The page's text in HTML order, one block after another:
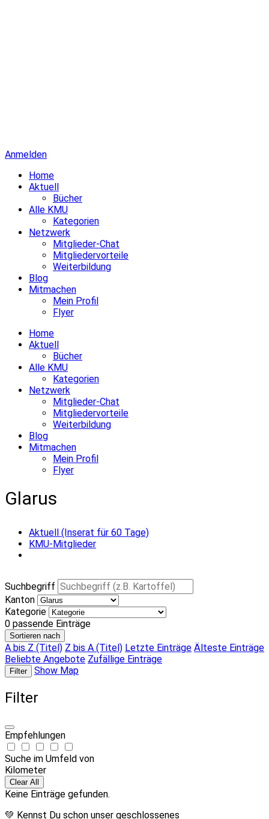
Anmelden
Home
Aktuell
Bücher
Alle KMU
Kategorien
Netzwerk
Mitglieder-Chat
Mitgliedervorteile
Weiterbildung
Blog
Mitmachen
Mein Profil
Flyer
Home
Aktuell
Bücher
Alle KMU
Kategorien
Netzwerk
Mitglieder-Chat
Mitgliedervorteile
Weiterbildung
Blog
Mitmachen
Mein Profil
Flyer
Glarus
Aktuell (Inserat für 60 Tage)
KMU-Mitglieder
Suchbegriff
Kanton
Kategorie
0 passende Einträge
Sortieren nach
A bis Z (Titel) Z bis A (Titel) Letzte Einträge Älteste Einträge
Beliebte Angebote Zufällige Einträge
Filter Show Map
Filter
Empfehlungen
Suche im Umfeld von
Kilometer
Clear All
Keine Einträge gefunden.
💚 Kennst Du schon unser geschlossenes